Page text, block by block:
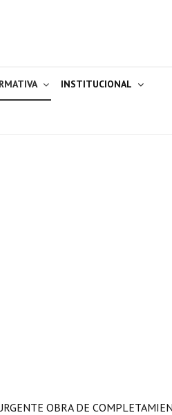
INSTITUCIONAL
OBRA DE